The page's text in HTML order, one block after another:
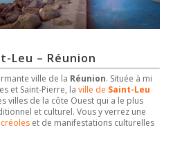
Leu – Réunion
ville de la Réunion. Située à mi
et Saint-Pierre, la ville de Saint-Leu
villes de la côte Ouest qui a le plus
et culturel. Vous y verrez une
et de manifestations culturelles